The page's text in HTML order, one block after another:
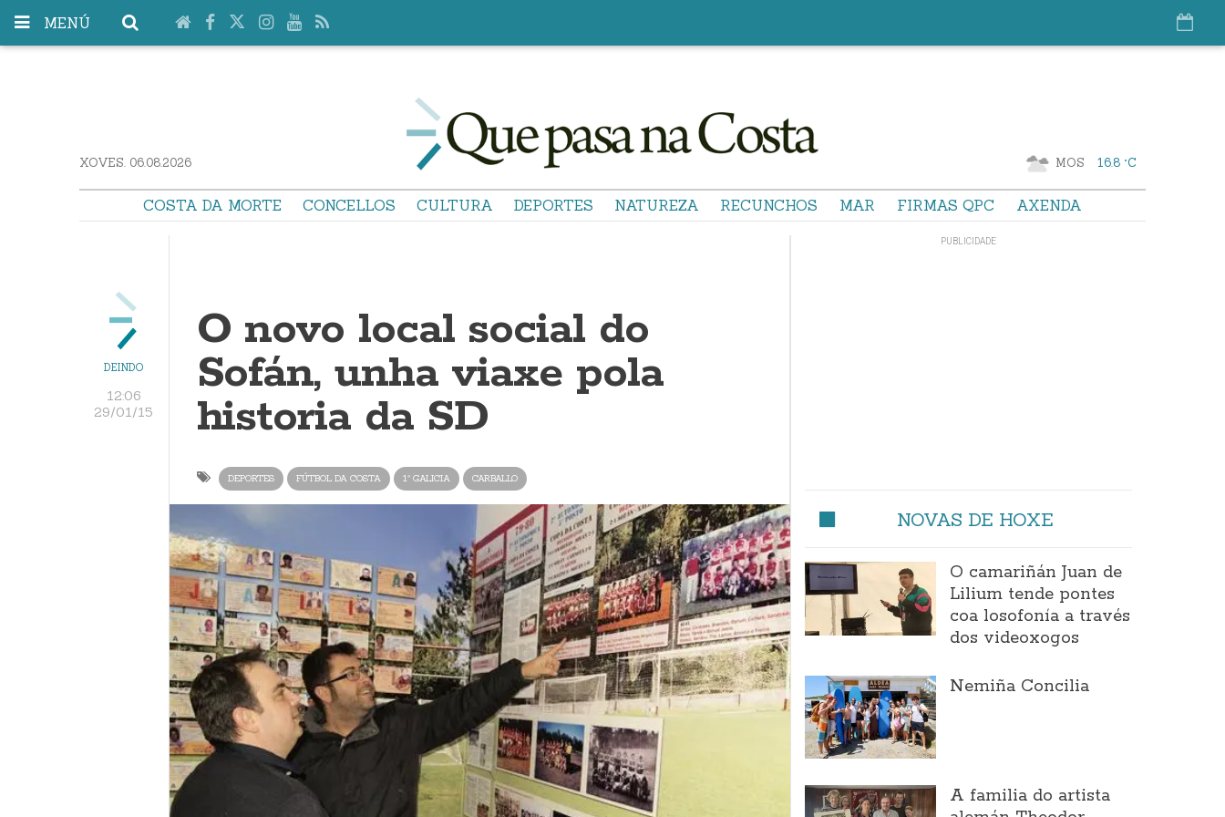
MENÚ
XOVES. 06.08.2026 MOS 16.8 °C
COSTA DA MORTE CONCELLOS CULTURA DEPORTES NATUREZA RECUNCHOS MAR FIRMAS QPC AXENDA
DEINDO
12:06
29/01/15
O novo local social do
Sofán, unha viaxe pola
historia da SD
DEPORTES FÚTBOL DA COSTA 1ª GALICIA CARBALLO
NOVAS DE HOXE
O camariñán Juan de
Lilium tende pontes
coa losofonía a través
dos videoxogos
Nemiña Concilia
A familia do artista